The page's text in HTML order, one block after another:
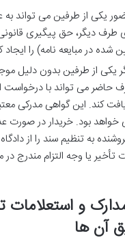
یکی از طرفین می تواند
طرف دیگر، حق پیگیری
شده در مبایعه نامه) را ایجاد
یکی از طرفین بدون دلیل
حاضر می تواند با درخواست
کند. این گواهی مدرکی
خواهد بود. خریدار در صورت
به تنظیم سند را از
یا وجه التزام مندرج در
و
آن ها